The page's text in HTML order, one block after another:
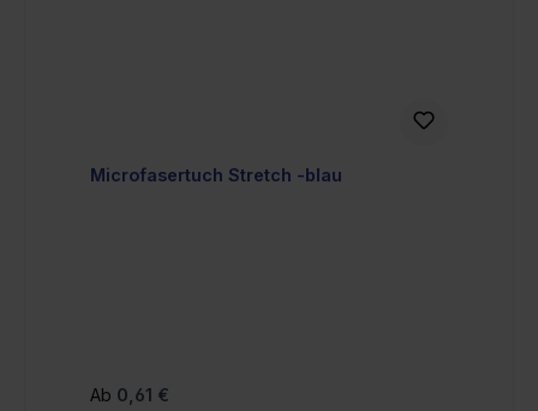
Microfasertuch Stretch -blau
Regulärer Preis:
Ab 0,61 €